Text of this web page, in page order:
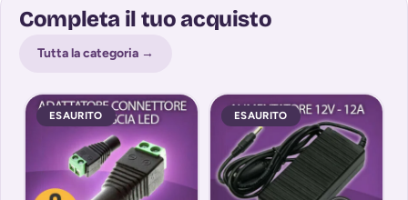
Completa il tuo acquisto
Tutta la categoria →
ESAURITO ESAURITO